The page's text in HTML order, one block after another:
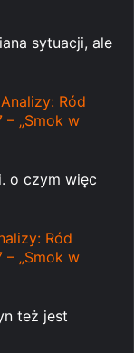
sytuacji, ale
Ród
– „Smok w
o czym więc
Ród
– „Smok w
też jest